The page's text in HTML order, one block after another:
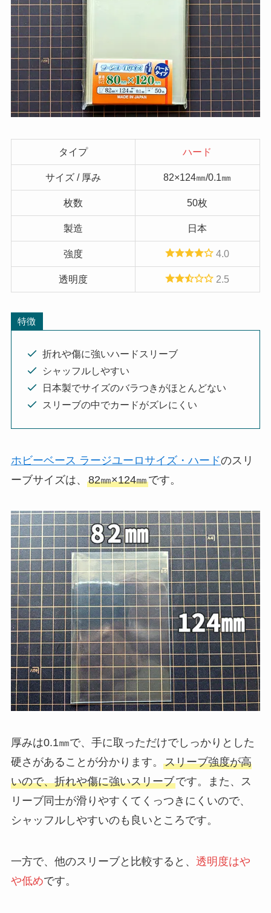
タイプ ハード
サイズ / 厚み 82×124㎜/0.1㎜
枚数 50枚
製造 日本
強度 4.0
透明度 2.5
特徴
折れや傷に強いハードスリーブ
シャッフルしやすい
日本製でサイズのバラつきがほとんどない
スリーブの中でカードがズレにくい
ホビーベース ラージユーロサイズ・ハードのスリ
ーブサイズは、 82㎜×124㎜です。
厚みは0.1㎜で、手に取っただけでしっかりとした
硬さがあることが分かります。 スリーブ強度が高
いので、折れや傷に強いスリーブです。また、ス
リーブ同士が滑りやすくてくっつきにくいので、
シャッフルしやすいのも良いところです。
一方で、他のスリーブと比較すると、 透明度はや
や低めです。